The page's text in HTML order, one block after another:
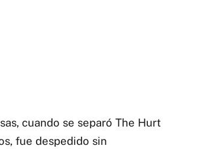
cuando se separó The Hurt
fue despedido sin